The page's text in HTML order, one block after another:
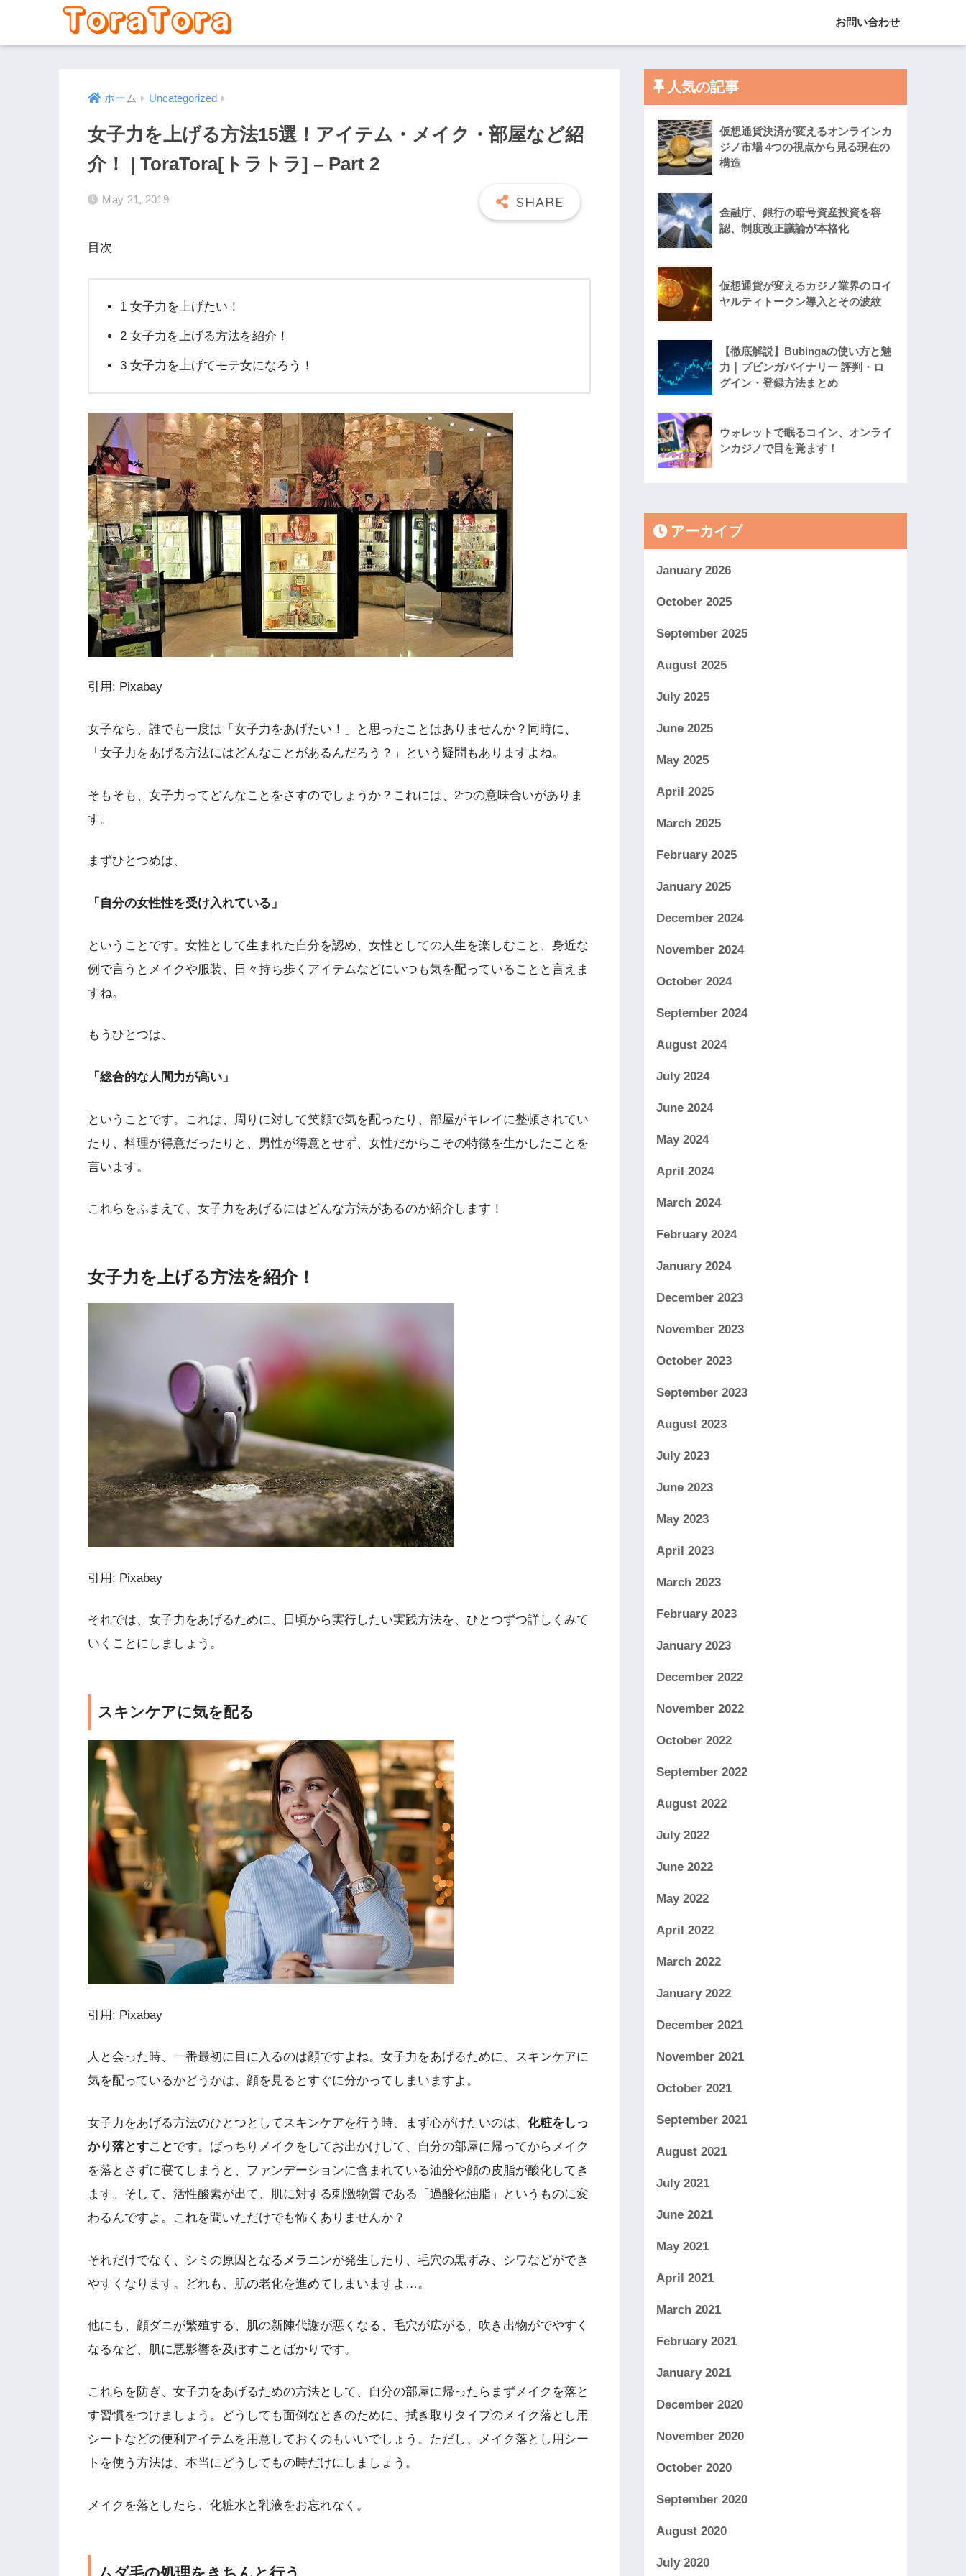
お問い合わせ
ホーム Uncategorized
女子力を上げる方法15選！アイテム・メイク・部屋など紹
介！ | ToraTora[トラトラ] – Part 2
May 21, 2019
目次
1 女子力を上げたい！
2 女子力を上げる方法を紹介！
3 女子力を上げてモテ女になろう！
引用: Pixabay
女子なら、誰でも一度は「女子力をあげたい！」と思ったことはありませんか？同時に、
「女子力をあげる方法にはどんなことがあるんだろう？」という疑問もありますよね。
そもそも、女子力ってどんなことをさすのでしょうか？これには、2つの意味合いがありま
す。
まずひとつめは、
「自分の女性性を受け入れている」
ということです。女性として生まれた自分を認め、女性としての人生を楽しむこと、身近な
例で言うとメイクや服装、日々持ち歩くアイテムなどにいつも気を配っていることと言えま
すね。
もうひとつは、
「総合的な人間力が高い」
ということです。これは、周りに対して笑顔で気を配ったり、部屋がキレイに整頓されてい
たり、料理が得意だったりと、男性が得意とせず、女性だからこその特徴を生かしたことを
言います。
これらをふまえて、女子力をあげるにはどんな方法があるのか紹介します！
女子力を上げる方法を紹介！
引用: Pixabay
それでは、女子力をあげるために、日頃から実行したい実践方法を、ひとつずつ詳しくみて
いくことにしましょう。
スキンケアに気を配る
引用: Pixabay
人と会った時、一番最初に目に入るのは顔ですよね。女子力をあげるために、スキンケアに
気を配っているかどうかは、顔を見るとすぐに分かってしまいますよ。
女子力をあげる方法のひとつとしてスキンケアを行う時、まず心がけたいのは、 化粧をしっ
かり落とすこと です。ばっちりメイクをしてお出かけして、自分の部屋に帰ってからメイク
を落とさずに寝てしまうと、ファンデーションに含まれている油分や顔の皮脂が酸化してき
ます。そして、活性酸素が出て、肌に対する刺激物質である「過酸化油脂」というものに変
わるんですよ。これを聞いただけでも怖くありませんか？
それだけでなく、シミの原因となるメラニンが発生したり、毛穴の黒ずみ、シワなどができ
やすくなります。どれも、肌の老化を進めてしまいますよ…。
他にも、顔ダニが繁殖する、肌の新陳代謝が悪くなる、毛穴が広がる、吹き出物がでやすく
なるなど、肌に悪影響を及ぼすことばかりです。
これらを防ぎ、女子力をあげるための方法として、自分の部屋に帰ったらまずメイクを落と
す習慣をつけましょう。どうしても面倒なときのために、拭き取りタイプのメイク落とし用
シートなどの便利アイテムを用意しておくのもいいでしょう。ただし、メイク落とし用シー
トを使う方法は、本当にどうしてもの時だけにしましょう。
メイクを落としたら、化粧水と乳液をお忘れなく。
人気の記事
仮想通貨決済が変えるオンラインカ
ジノ市場 4つの視点から見る現在の
構造
金融庁、銀行の暗号資産投資を容
認、制度改正議論が本格化
仮想通貨が変えるカジノ業界のロイ
ヤルティトークン導入とその波紋
【徹底解説】Bubingaの使い方と魅
力｜ブビンガバイナリー 評判・ロ
グイン・登録方法まとめ
ウォレットで眠るコイン、オンライ
ンカジノで目を覚ます！
アーカイブ
January 2026
October 2025
September 2025
August 2025
July 2025
June 2025
May 2025
April 2025
March 2025
February 2025
January 2025
December 2024
November 2024
October 2024
September 2024
August 2024
July 2024
June 2024
May 2024
April 2024
March 2024
February 2024
January 2024
December 2023
November 2023
October 2023
September 2023
August 2023
July 2023
June 2023
May 2023
April 2023
March 2023
February 2023
January 2023
December 2022
November 2022
October 2022
September 2022
August 2022
July 2022
June 2022
May 2022
April 2022
March 2022
January 2022
December 2021
November 2021
October 2021
September 2021
August 2021
July 2021
June 2021
May 2021
April 2021
March 2021
February 2021
January 2021
December 2020
November 2020
October 2020
September 2020
August 2020
July 2020